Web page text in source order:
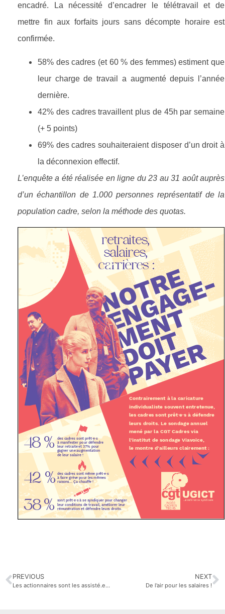
encadré. La nécessité d’encadrer le télétravail et de
mettre fin aux forfaits jours sans décompte horaire est
confirmée.
58% des cadres (et 60 % des femmes) estiment que
leur charge de travail a augmenté depuis l’année
dernière.
42% des cadres travaillent plus de 45h par semaine
(+ 5 points)
69% des cadres souhaiteraient disposer d’un droit à
la déconnexion effectif.
L’enquête a été réalisée en ligne du 23 au 31 août auprès
d’un échantillon de 1.000 personnes représentatif de la
population cadre, selon la méthode des quotas.
PREVIOUS
Les actionnaires sont les assisté.es du système ! Agissons pour une juste répartitions des richesses !
NEXT
De l’air pour les salaires !